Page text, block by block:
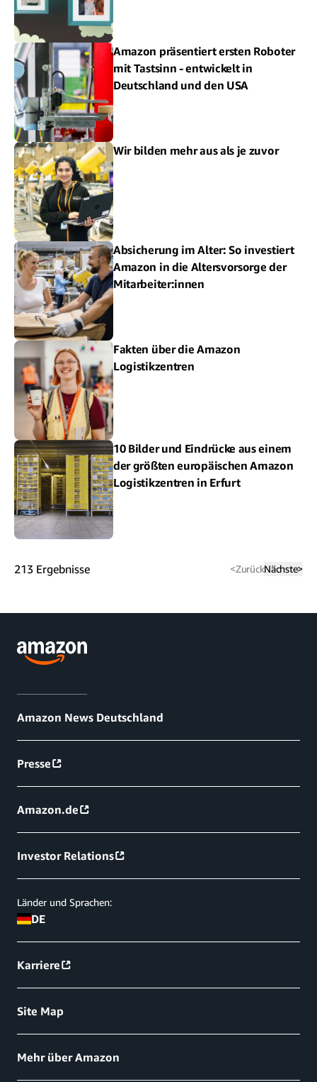
Amazon präsentiert ersten Roboter
mit Tastsinn - entwickelt in
Deutschland und den USA
Wir bilden mehr aus als je zuvor
Absicherung im Alter: So investiert
Amazon in die Altersvorsorge der
Mitarbeiter:innen
Fakten über die Amazon
Logistikzentren
10 Bilder und Eindrücke aus einem
der größten europäischen Amazon
Logistikzentren in Erfurt
213 Ergebnisse <ZurückNächste>
Amazon News Deutschland
Presse
Amazon.de
Investor Relations
Länder und Sprachen:
DE
Karriere
Site Map
Mehr über Amazon